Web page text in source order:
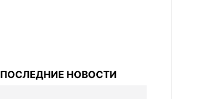
ПОСЛЕДНИЕ НОВОСТИ